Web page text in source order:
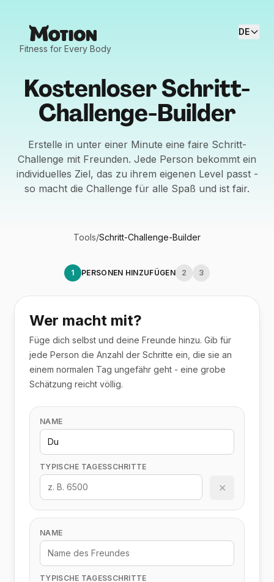
Fitness for Every Body
DE
Kostenloser Schritt-
Challenge-Builder
Erstelle in unter einer Minute eine faire Schritt-
Challenge mit Freunden. Jede Person bekommt ein
individuelles Ziel, das zu ihrem eigenen Level passt -
so macht die Challenge für alle Spaß und ist fair.
Tools/Schritt-Challenge-Builder
1 PERSONEN HINZUFÜGEN 2 3
Wer macht mit?
Füge dich selbst und deine Freunde hinzu. Gib für
jede Person die Anzahl der Schritte ein, die sie an
einem normalen Tag ungefähr geht - eine grobe
Schätzung reicht völlig.
NAME
TYPISCHE TAGESSCHRITTE
✕
NAME
TYPISCHE TAGESSCHRITTE